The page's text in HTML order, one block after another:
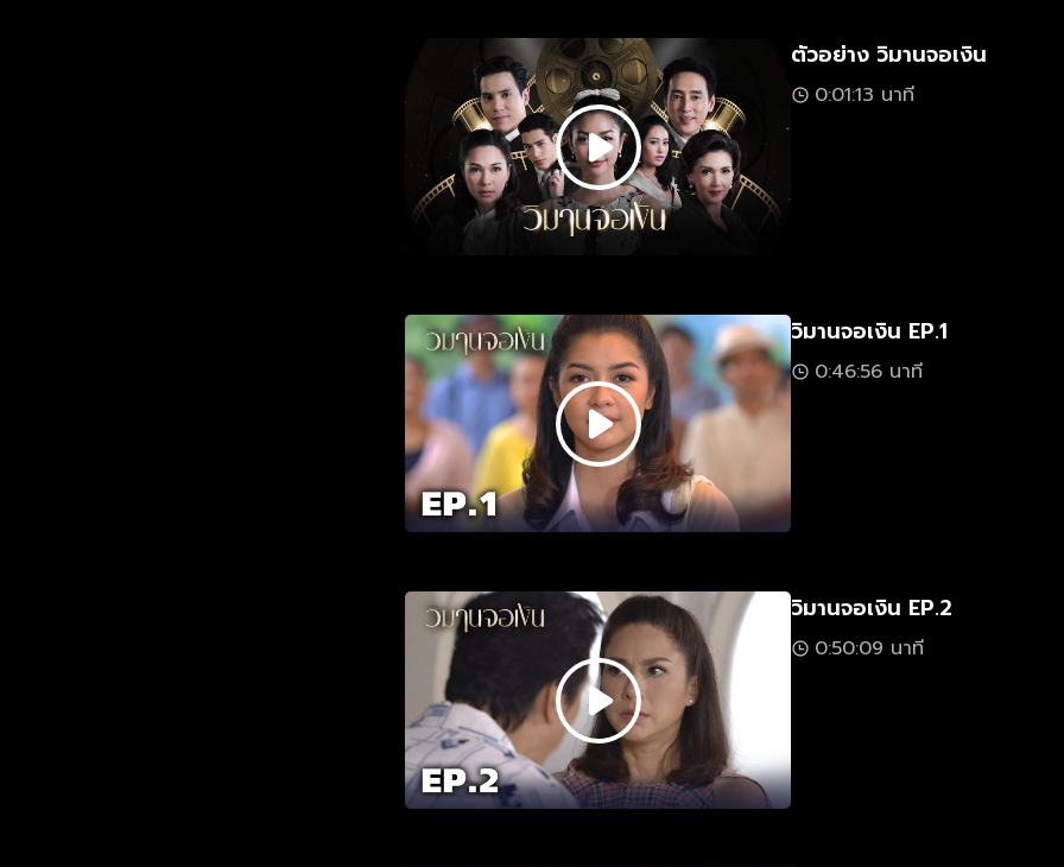
ตัวอย่าง วิมานจอเงิน
0:01:13 นาที
วิมานจอเงิน EP.1
0:46:56 นาที
วิมานจอเงิน EP.2
0:50:09 นาที